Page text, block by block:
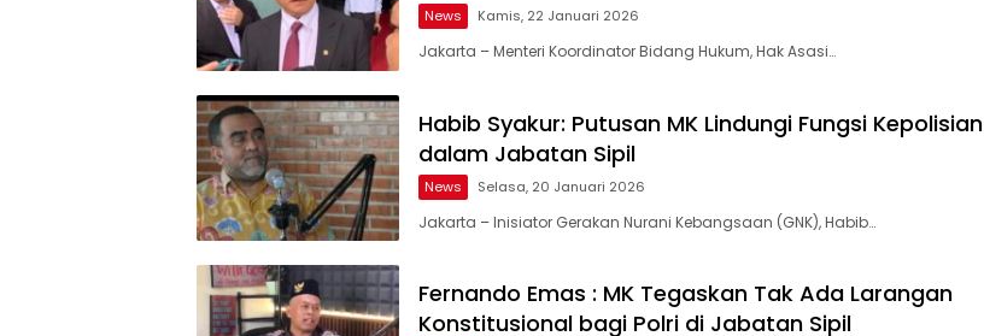
News Kamis, 22 Januari 2026
Jakarta – Menteri Koordinator Bidang Hukum, Hak Asasi…
Habib Syakur: Putusan MK Lindungi Fungsi Kepolisian
dalam Jabatan Sipil
News Selasa, 20 Januari 2026
Jakarta – Inisiator Gerakan Nurani Kebangsaan (GNK), Habib…
Fernando Emas : MK Tegaskan Tak Ada Larangan
Konstitusional bagi Polri di Jabatan Sipil